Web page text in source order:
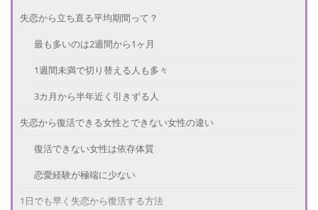
失恋から立ち直る平均期間って？
最も多いのは2週間から1ヶ月
1週間未満で切り替える人も多々
3カ月から半年近く引きずる人
失恋から復活できる女性とできない女性の違い
復活できない女性は依存体質
恋愛経験が極端に少ない
1日でも早く失恋から復活する方法